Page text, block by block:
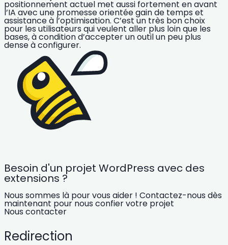
positionnement actuel met aussi fortement en avant
l’IA avec une promesse orientée gain de temps et
assistance à l’optimisation. C’est un très bon choix
pour les utilisateurs qui veulent aller plus loin que les
bases, à condition d’accepter un outil un peu plus
dense à configurer.
Besoin d'un projet WordPress avec des
extensions ?
Nous sommes là pour vous aider ! Contactez-nous dès
maintenant pour nous confier votre projet
Nous contacter
Redirection